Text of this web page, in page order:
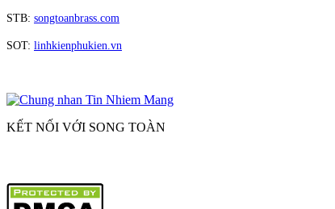
STB: songtoanbrass.com
SOT: linhkienphukien.vn
KẾT NỐI VỚI SONG TOÀN